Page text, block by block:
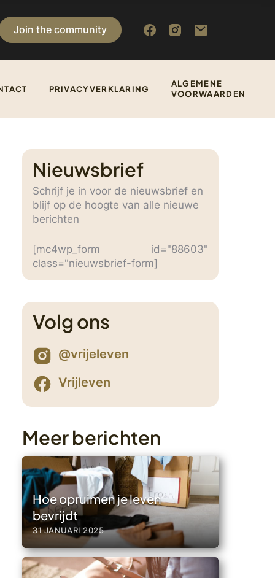
Join the community
PRIVACYVERKLARING
ALGEMENE
VOORWAARDEN
Nieuwsbrief
Schrijf je in voor de nieuwsbrief en
blijf op de hoogte van alle nieuwe
berichten
[mc4wp_form id="88603"
class="nieuwsbrief-form]
Volg ons
@vrijeleven
Vrijleven
Meer berichten
Hoe opruimen je leven
bevrijdt
31 JANUARI 2025